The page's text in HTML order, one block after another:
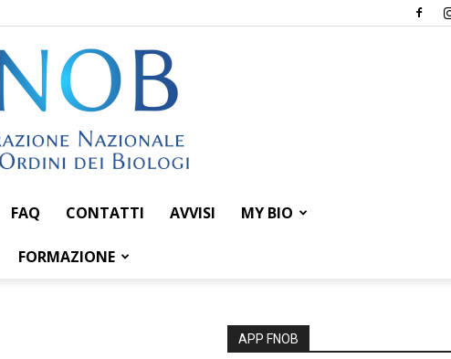
Federazione
FAQ CONTATTI AVVISI MY BIO
FORMAZIONE
APP FNOB